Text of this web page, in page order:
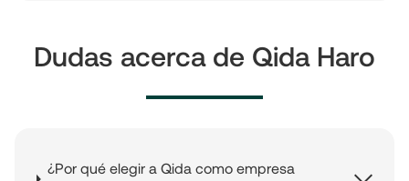
Dudas acerca de Qida Haro
¿Por qué elegir a Qida como empresa